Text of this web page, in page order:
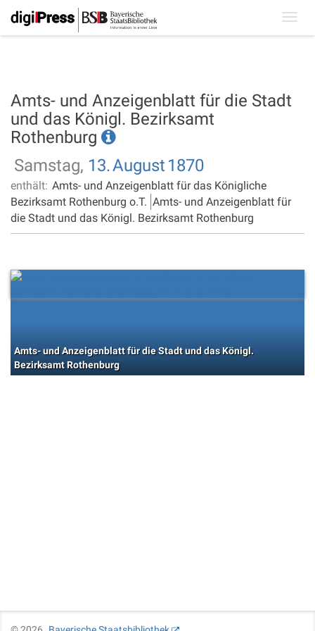
Amts- und Anzeigenblatt für die Stadt
und das Königl. Bezirksamt
Rothenburg
Samstag, 13.August 1870
enthält: Amts- und Anzeigenblatt für das Königliche
Bezirksamt Rothenburg o.T. Amts- und Anzeigenblatt für
die Stadt und das Königl. Bezirksamt Rothenburg
Amts- und Anzeigenblatt für die Stadt und das Königl.
Bezirksamt Rothenburg